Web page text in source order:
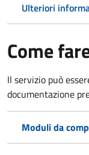
Ulteriori
Come
Il servizio può
documentazione
Moduli da